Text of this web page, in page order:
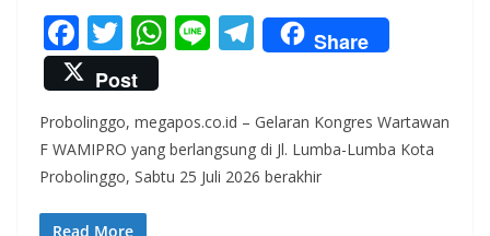
F
ac
e
b
o
o
T
w
itt
er
W
h
s
A
Li
n
T
el
gr
a
Share
Post
Probolinggo, megapos.co.id – Gelaran Kongres Wartawan
F WAMIPRO yang berlangsung di Jl. Lumba-Lumba Kota
Probolinggo, Sabtu 25 Juli 2026 berakhir
Read More